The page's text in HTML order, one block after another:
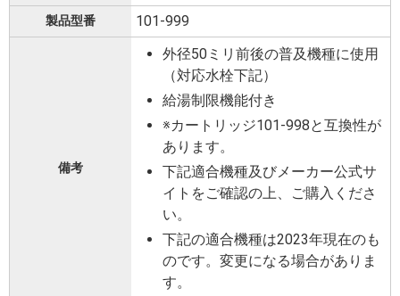
製品型番 101-999
備考
外径50ミリ前後の普及機種に使用
（対応水栓下記）
給湯制限機能付き
※カートリッジ101-998と互換性が
あります。
下記適合機種及びメーカー公式サ
イトをご確認の上、ご購入くださ
い。
下記の適合機種は2023年現在のも
のです。変更になる場合がありま
す。